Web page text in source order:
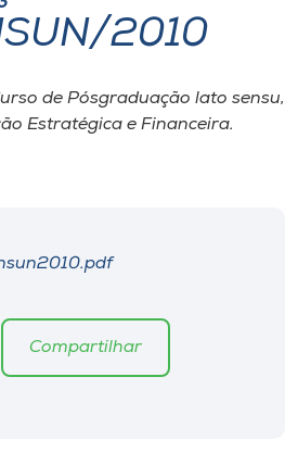
2010
de Pósgraduação lato sensu,
Estratégica e Financeira.
Compartilhar